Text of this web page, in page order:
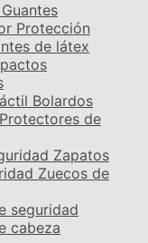
Guantes
Protección
de látex
Bolardos
Protectores de
Zapatos
Zuecos de
seguridad
cabeza